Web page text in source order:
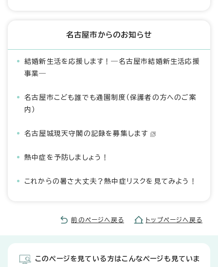
名古屋市からのお知らせ
結婚新生活を応援します！―名古屋市結婚新生活応援
事業―
名古屋市こども誰でも通園制度（保護者の方へのご案
内）
名古屋城現天守閣の記録を募集します
熱中症を予防しましょう！
これからの暑さ大丈夫？熱中症リスクを見てみよう！
前のページへ戻る トップページへ戻る
このページを見ている方はこんなページも見ていま